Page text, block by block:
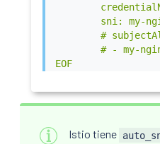
sni: my-
#
# - my-
EOF
Istio tiene